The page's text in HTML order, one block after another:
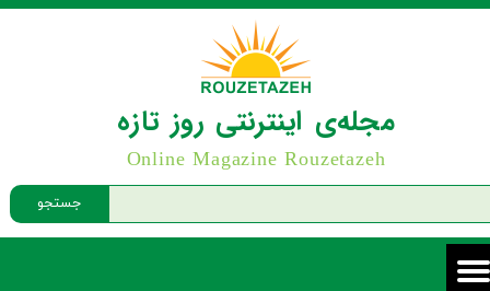
جستجو
مجله‌ی اینترنتی روز تازه
Online Magazine Rouzetazeh